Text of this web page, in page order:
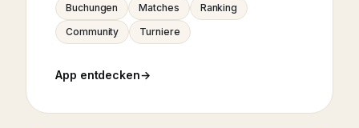
Buchungen Matches
Ranking
Community
Turniere
App entdecken